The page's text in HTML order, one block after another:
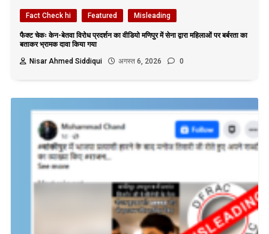
Fact Check hi Featured Misleading
फैक्ट चेकः केन-बेतवा विरोध प्रदर्शन का वीडियो मणिपुर में सेना द्वारा महिलाओं पर बर्बरता का
बताकर भ्रामक दावा किया गया
Nisar Ahmed Siddiqui
अगस्त 6, 2026 0